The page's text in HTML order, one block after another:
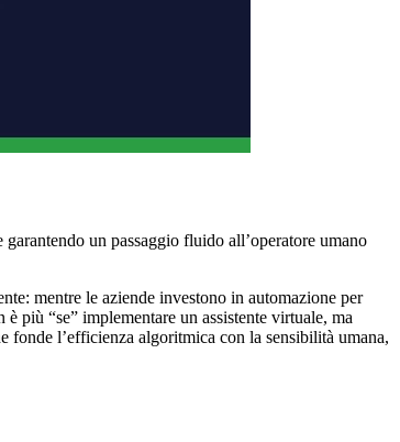
un passaggio fluido all’operatore umano
mentre le aziende investono in automazione per
più “se” implementare un assistente virtuale, ma
l’efficienza algoritmica con la sensibilità umana,